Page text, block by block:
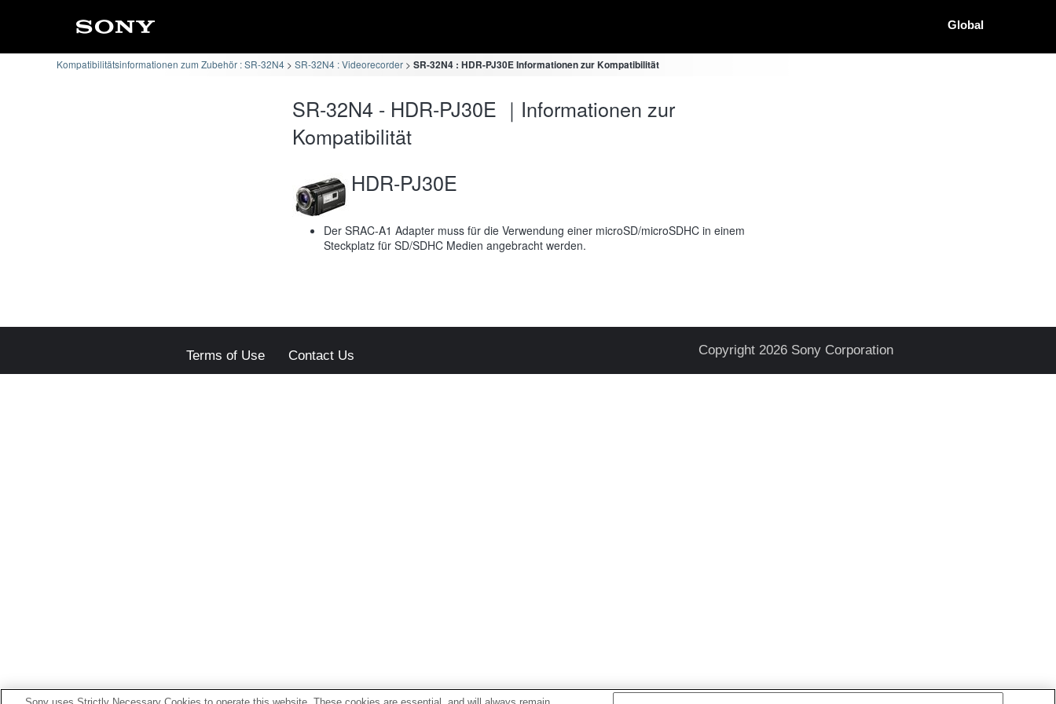
Global
Kompatibilitätsinformationen zum Zubehör : SR-32N4 SR-32N4 : Videorecorder SR-32N4 : HDR-PJ30E Informationen zur Kompatibilität
SR-32N4 - HDR-PJ30E ｜Informationen zur
Kompatibilität
HDR-PJ30E
Der SRAC-A1 Adapter muss für die Verwendung einer microSD/microSDHC in einem
Steckplatz für SD/SDHC Medien angebracht werden.
Terms of Use Contact Us Copyright 2026 Sony Corporation